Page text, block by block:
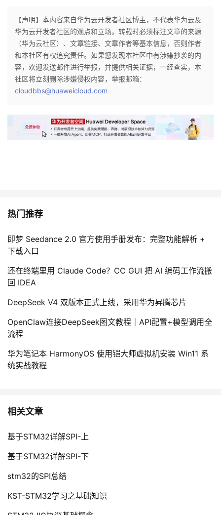
【声明】本内容来自华为云开发者社区博主，不代表华为云及
华为云开发者社区的观点和立场。转载时必须标注文章的来源
（华为云社区）、文章链接、文章作者等基本信息，否则作者
和本社区有权追究责任。如果您发现本社区中有涉嫌抄袭的内
容，欢迎发送邮件进行举报，并提供相关证据，一经查实，本
社区将立刻删除涉嫌侵权内容，举报邮箱：
cloudbbs@huaweicloud.com
热门推荐
即梦 Seedance 2.0 官方使用手册发布：完整功能解析 +
下载入口
还在终端里用 Claude Code？CC GUI 把 AI 编码工作流搬
回 IDEA
DeepSeek V4 双版本正式上线，采用华为昇腾芯片
OpenClaw连接DeepSeek图文教程｜API配置+模型调用全
流程
华为笔记本 HarmonyOS 使用铠大师虚拟机安装 Win11 系
统实战教程
相关文章
基于STM32详解SPI-上
基于STM32详解SPI-下
stm32的SPI总结
KST-STM32学习之基础知识